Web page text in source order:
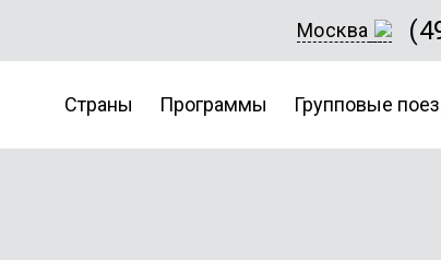
Москва
Страны Программы Групповые